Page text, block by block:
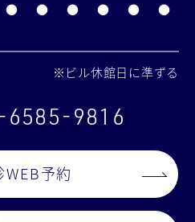
● ● ● ● ● ●
※ビル休館日に準ずる
6585-9816
WEB予約